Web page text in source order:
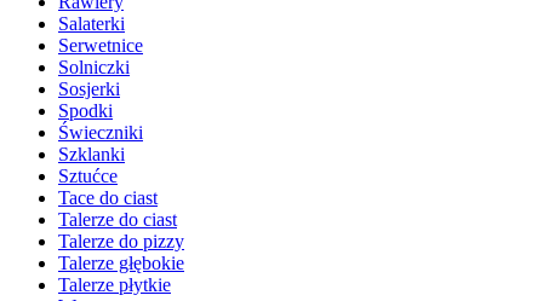
Salaterki
Serwetnice
Solniczki
Sosjerki
Spodki
Świeczniki
Szklanki
Sztućce
Tace do ciast
Talerze do ciast
Talerze do pizzy
Talerze głębokie
Talerze płytkie